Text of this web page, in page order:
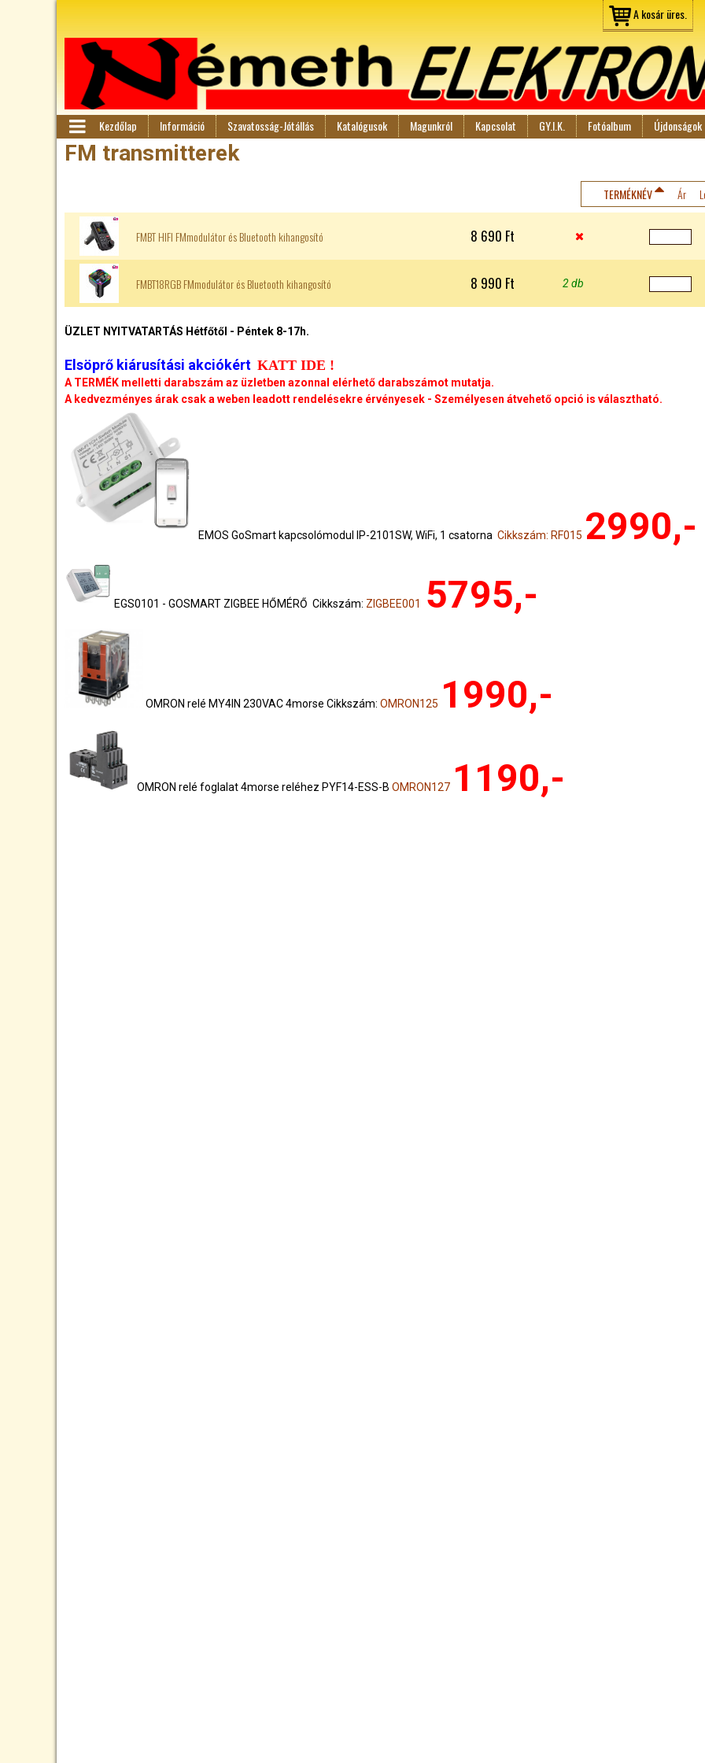
A kosár üres.
FM transmitterek
TERMÉKNÉV Ár
FMBT HIFI FMmodulátor és Bluetooth kihangosító 8 690 Ft 
FMBT18RGB FMmodulátor és Bluetooth kihangosító 8 990 Ft 2 db
ÜZLET NYITVATARTÁS Hétfőtől - Péntek 8-17h.
Elsöprő kiárusítási akciókért KATT IDE !
A TERMÉK melletti darabszám az üzletben azonnal elérhető darabszámot mutatja.
A kedvezményes árak csak a weben leadott rendelésekre érvényesek - Személyesen átvehető opció is választható.
EMOS GoSmart kapcsolómodul IP-2101SW, WiFi, 1 csatorna Cikkszám: RF015 2990,-
EGS0101 - GOSMART ZIGBEE HŐMÉRŐ Cikkszám: ZIGBEE001 5795,-
OMRON relé MY4IN 230VAC 4morse Cikkszám: OMRON125 1990,-
OMRON relé foglalat 4morse reléhez PYF14-ESS-B OMRON127 1190,-
M
F
m
ü
Kezdőlap Információ Szavatosság-Jótállás Katalógusok Magunkról Kapcsolat GY.I.K. Fotóalbum Újdonságok